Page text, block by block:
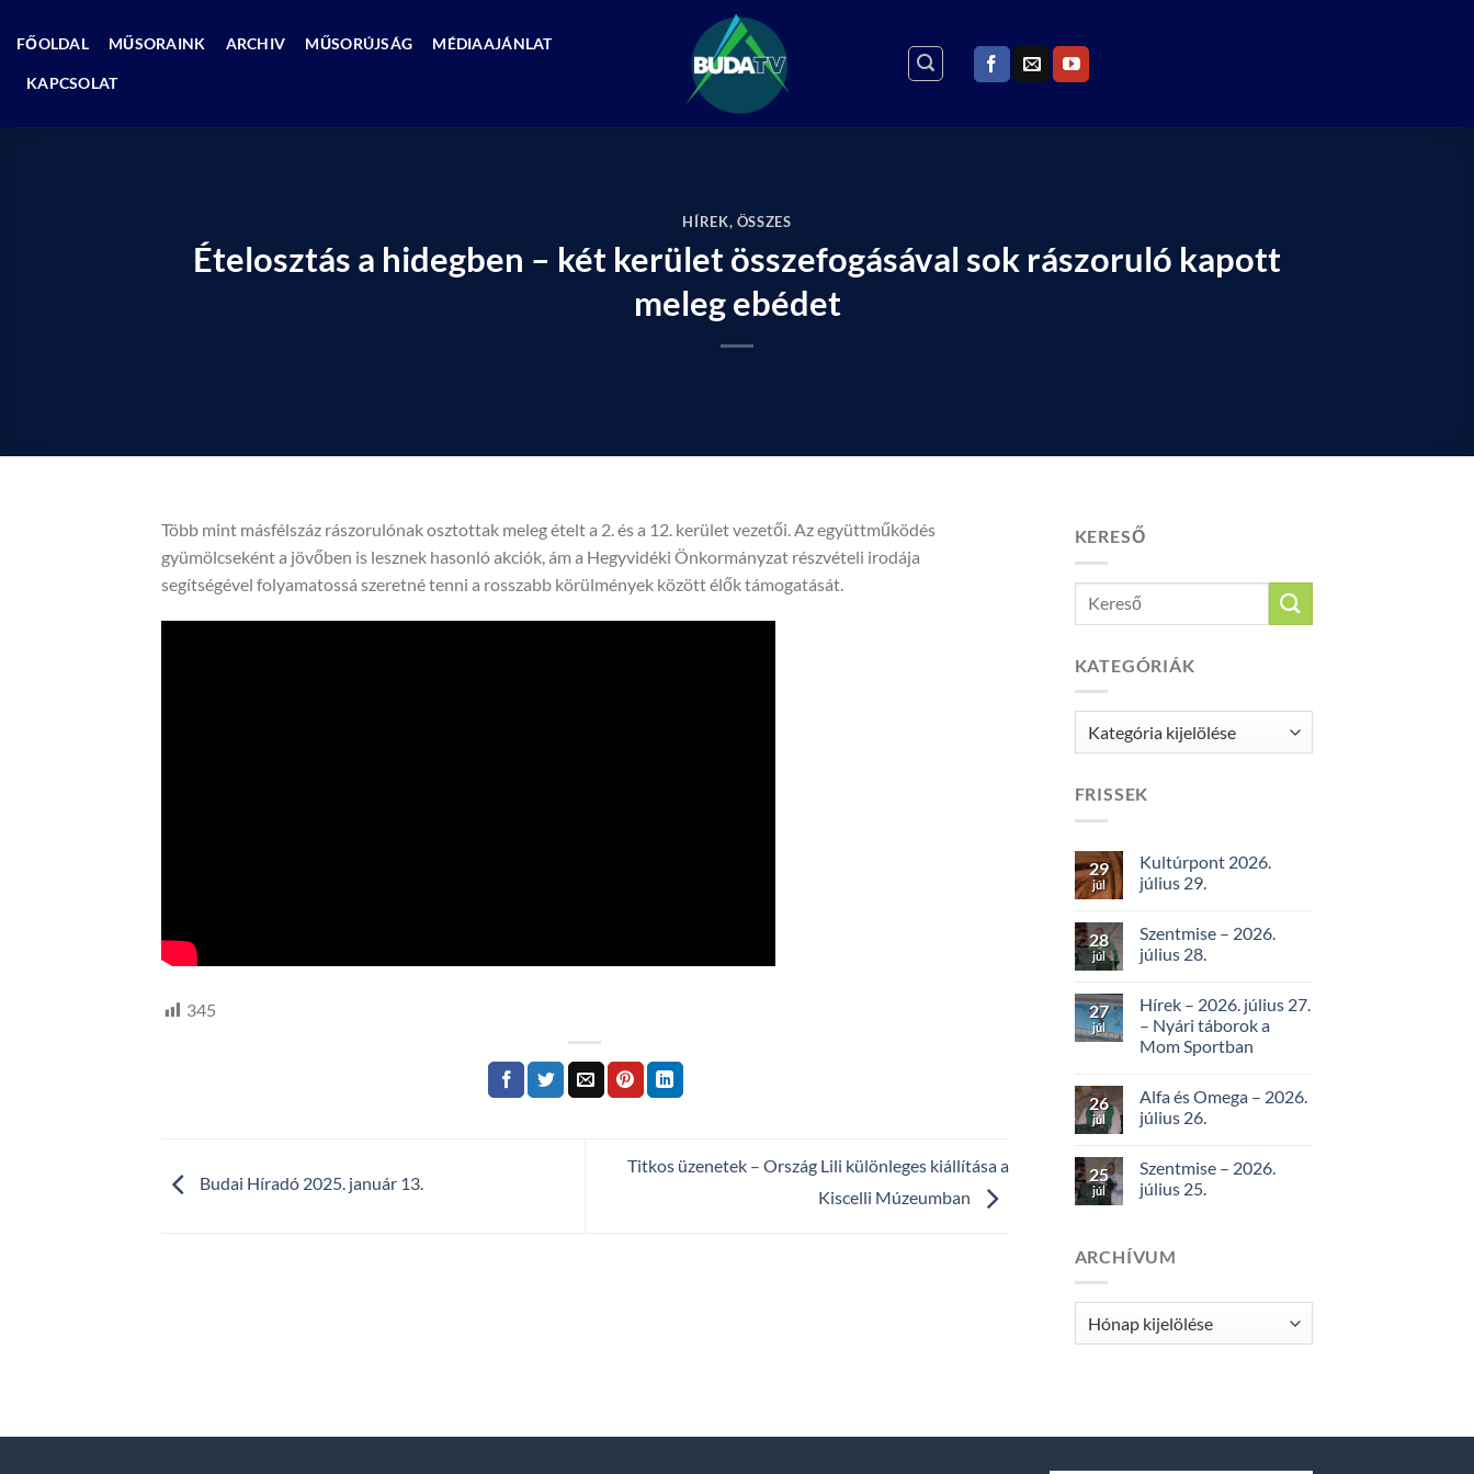
FŐOLDAL MŰSORAINK ARCHIV MŰSORÚJSÁG MÉDIAAJÁNLAT
KAPCSOLAT
HÍREK, ÖSSZES
Ételosztás a hidegben – két kerület összefogásával sok rászoruló kapott
meleg ebédet
Több mint másfélszáz rászorulónak osztottak meleg ételt a 2. és a 12. kerület vezetői. Az együttműködés
gyümölcseként a jövőben is lesznek hasonló akciók, ám a Hegyvidéki Önkormányzat részvételi irodája
segítségével folyamatossá szeretné tenni a rosszabb körülmények között élők támogatását.
345
Budai Híradó 2025. január 13.
Titkos üzenetek – Ország Lili különleges kiállítása a
Kiscelli Múzeumban
KERESŐ
KATEGÓRIÁK
Kategóriák
FRISSEK
29
júl
Kultúrpont 2026.
július 29.
28
júl
Szentmise – 2026.
július 28.
27
júl
Hírek – 2026. július 27.
– Nyári táborok a
Mom Sportban
26
júl
Alfa és Omega – 2026.
július 26.
25
júl
Szentmise – 2026.
július 25.
ARCHÍVUM
Archívum